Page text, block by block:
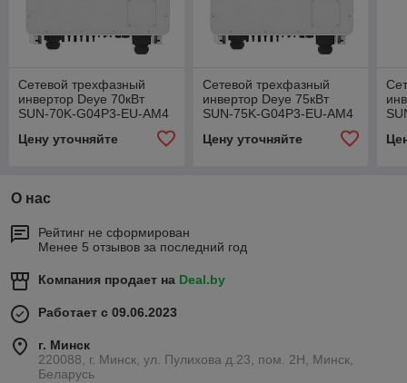
Сетевой трехфазный
инвертор Deye 70кВт
SUN-70K-G04P3-EU-AM4
Цену уточняйте
Сетевой трехфазный
инвертор Deye 75кВт
SUN-75K-G04P3-EU-AM4
Цену уточняйте
О нас
Рейтинг не сформирован
Менее 5 отзывов за последний год
Компания продает на Deal.by
Работает с 09.06.2023
г. Минск
220088, г. Минск, ул. Пулихова д.23, пом. 2Н, Минск,
Беларусь